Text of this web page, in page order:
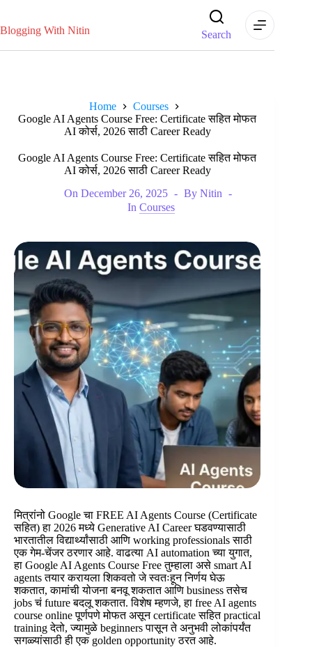
content
Blogging With Nitin Search
Home
Courses
Google AI Agents Course Free: Certificate सहित मोफत
AI कोर्स, 2026 साठी Career Ready
Google AI Agents Course Free: Certificate सहित मोफत
AI कोर्स, 2026 साठी Career Ready
On December 26, 2025 By Nitin
In Courses
मित्रांनो Google चा FREE AI Agents Course (Certificate
सहित) हा 2026 मध्ये Generative AI Career घडवण्यासाठी
भारतातील विद्यार्थ्यांसाठी आणि working professionals साठी
एक गेम-चेंजर ठरणार आहे. वाढत्या AI automation च्या युगात,
हा Google AI Agents Course Free तुम्हाला असे smart AI
agents तयार करायला शिकवतो जे स्वतःहून निर्णय घेऊ
शकतात, कामांची योजना बनवू शकतात आणि business तसेच
jobs चं future बदलू शकतात. विशेष म्हणजे, हा free AI agents
course online पूर्णपणे मोफत असून certificate सहित practical
training देतो, ज्यामुळे beginners पासून ते अनुभवी लोकांपर्यंत
सगळ्यांसाठी ही एक golden opportunity ठरत आहे.